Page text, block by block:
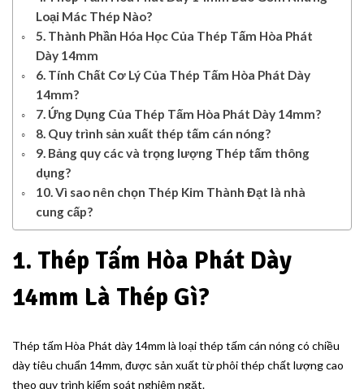
Loại Mác Thép Nào?
5. Thành Phần Hóa Học Của Thép Tấm Hòa Phát
Dày 14mm
6. Tính Chất Cơ Lý Của Thép Tấm Hòa Phát Dày
14mm?
7. Ứng Dụng Của Thép Tấm Hòa Phát Dày 14mm?
8. Quy trình sản xuất thép tấm cán nóng?
9. Bảng quy các và trọng lượng Thép tấm thông
dụng?
10. Vì sao nên chọn Thép Kim Thành Đạt là nhà
cung cấp?
1. Thép Tấm Hòa Phát Dày
14mm Là Thép Gì?
Thép tấm Hòa Phát dày 14mm là loại thép tấm cán nóng có chiều
dày tiêu chuẩn 14mm, được sản xuất từ phôi thép chất lượng cao
theo quy trình kiểm soát nghiêm ngặt.